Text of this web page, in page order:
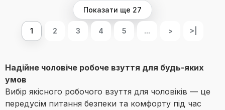
Показати ще 27
1 2 3 4 5 ... > >|
Надійне чоловіче робоче взуття для будь-яких
умов
Вибір якісного робочого взуття для чоловіків — це
передусім питання безпеки та комфорту під час